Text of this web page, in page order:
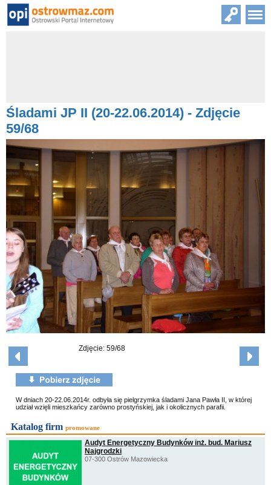
Śladami JP II (20-22.06.2014) - Zdjęcie
59/68
Zdjęcie: 59/68
W dniach 20-22.06.2014r. odbyła się pielgrzymka śladami Jana Pawła II, w której
udział wzięli mieszkańcy zarówno prostyńskiej, jak i okolicznych parafii.
Katalog firm promowane
Audyt Energetyczny Budynków inż. bud. Mariusz
Najgrodzki
07-300 Ostrów Mazowiecka